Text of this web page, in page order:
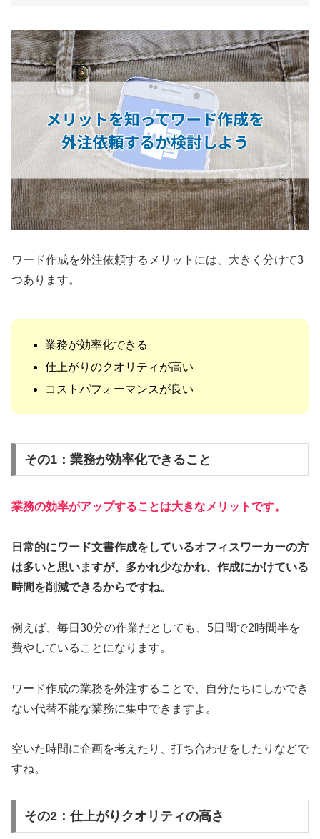
ワード作成を外注依頼するメリットには、大きく分けて3
つあります。
業務が効率化できる
仕上がりのクオリティが高い
コストパフォーマンスが良い
その1：業務が効率化できること
業務の効率がアップすることは大きなメリットです。
日常的にワード文書作成をしているオフィスワーカーの方
は多いと思いますが、多かれ少なかれ、作成にかけている
時間を削減できるからですね。
例えば、毎日30分の作業だとしても、5日間で2時間半を
費やしていることになります。
ワード作成の業務を外注することで、自分たちにしかでき
ない代替不能な業務に集中できますよ。
空いた時間に企画を考えたり、打ち合わせをしたりなどで
すね。
その2：仕上がりクオリティの高さ